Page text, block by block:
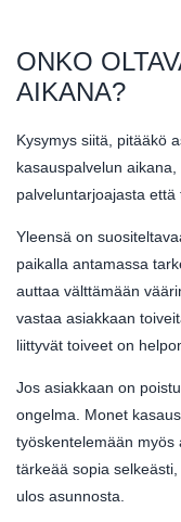
ONKO
AIKANA?
Kysymys siitä, pitääkö
kasauspalvelun
palveluntarjoajasta että
Yleensä on
paikalla antamassa
auttaa välttämään
vastaa asiakkaan
liittyvät toiveet on
Jos asiakkaan on
ongelma. Monet
työskentelemään myös
tärkeää sopia
ulos asunnosta.